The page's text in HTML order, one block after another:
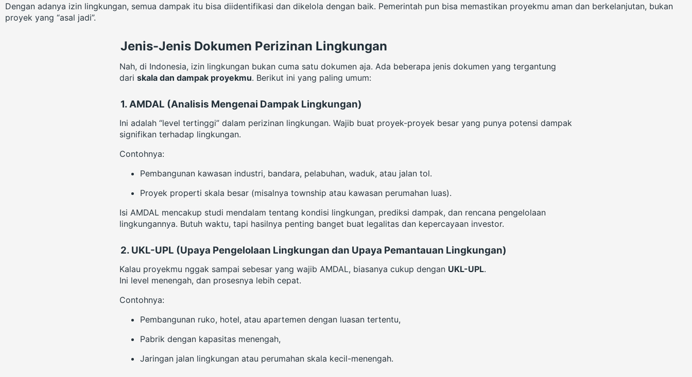
Dengan adanya izin lingkungan, semua dampak itu bisa diidentifikasi dan dikelola dengan baik. Pemerintah pun bisa memastikan proyekmu aman dan berkelanjutan, bukan
proyek yang “asal jadi”.
Jenis-Jenis Dokumen Perizinan Lingkungan
Nah, di Indonesia, izin lingkungan bukan cuma satu dokumen aja. Ada beberapa jenis dokumen yang tergantung
dari skala dan dampak proyekmu. Berikut ini yang paling umum:
1.AMDAL (Analisis Mengenai Dampak Lingkungan)
Ini adalah “level tertinggi” dalam perizinan lingkungan. Wajib buat proyek-proyek besar yang punya potensi dampak
signifikan terhadap lingkungan.
Contohnya:
Pembangunan kawasan industri, bandara, pelabuhan, waduk, atau jalan tol.
Proyek properti skala besar (misalnya township atau kawasan perumahan luas).
Isi AMDAL mencakup studi mendalam tentang kondisi lingkungan, prediksi dampak, dan rencana pengelolaan
lingkungannya. Butuh waktu, tapi hasilnya penting banget buat legalitas dan kepercayaan investor.
2. UKL-UPL (Upaya Pengelolaan Lingkungan dan Upaya Pemantauan Lingkungan)
Kalau proyekmu nggak sampai sebesar yang wajib AMDAL, biasanya cukup dengan UKL-UPL.
Ini level menengah, dan prosesnya lebih cepat.
Contohnya:
Pembangunan ruko, hotel, atau apartemen dengan luasan tertentu,
Pabrik dengan kapasitas menengah,
Jaringan jalan lingkungan atau perumahan skala kecil-menengah.